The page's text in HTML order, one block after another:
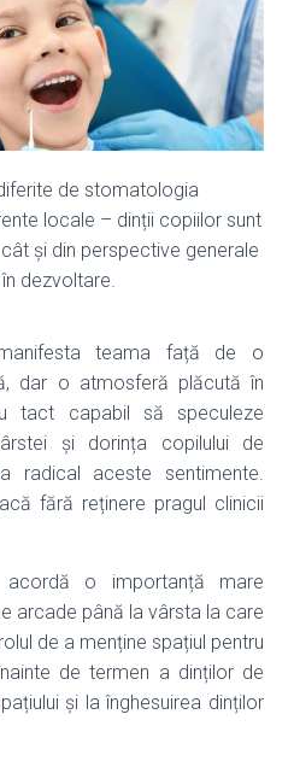
de stomatologia
locale – dinții copiilor sunt
și din perspective generale
dezvoltare.
teama față de o
dar o atmosferă plăcută în
tact capabil să speculeze
și dorința copilului de
radical aceste sentimente.
fără reținere pragul clinicii
acordă o importanță mare
arcade până la vârsta la care
de a menține spațiul pentru
de termen a dinților de
și la înghesuirea dinților